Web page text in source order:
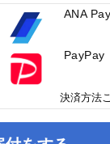
ANA Pay
PayPay
決済方法